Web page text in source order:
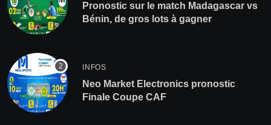
Pronostic sur le match Madagascar vs
Bénin, de gros lots à gagner
INFOS
Neo Market Electronics pronostic
Finale Coupe CAF